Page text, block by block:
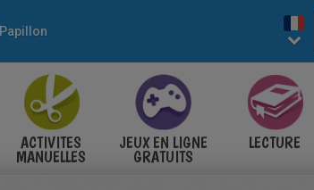
Papillon
ACTIVITES
MANUELLES
JEUX EN LIGNE
GRATUITS
LECTURE